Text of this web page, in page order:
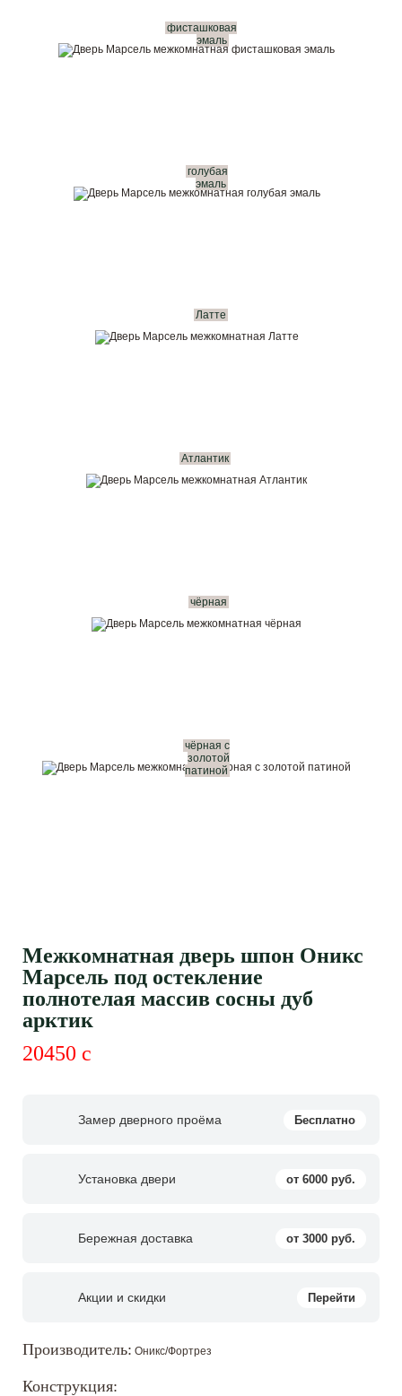
фисташковая
эмаль
голубая
эмаль
Латте
Атлантик
чёрная
чёрная с
золотой
патиной
Межкомнатная дверь шпон Оникс
Марсель под остекление
полнотелая массив сосны дуб
арктик
20450 c
Замер дверного проёма Бесплатно
Установка двери от 6000 руб.
Бережная доставка от 3000 руб.
Акции и скидки Перейти
Производитель: Оникс/Фортрез
Конструкция: